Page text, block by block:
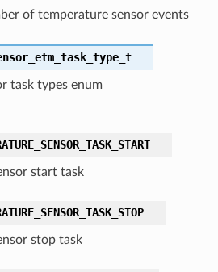
of temperature sensor events
task types enum
start task
stop task